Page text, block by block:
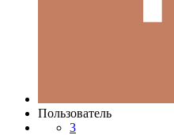
Пользователь
3